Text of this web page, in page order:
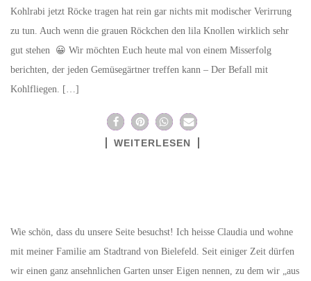
Kohlrabi jetzt Röcke tragen hat rein gar nichts mit modischer Verirrung
zu tun. Auch wenn die grauen Röckchen den lila Knollen wirklich sehr
gut stehen 😀 Wir möchten Euch heute mal von einem Misserfolg
berichten, der jeden Gemüsegärtner treffen kann – Der Befall mit
Kohlfliegen. […]
WEITERLESEN
Wie schön, dass du unsere Seite besuchst! Ich heisse Claudia und wohne
mit meiner Familie am Stadtrand von Bielefeld. Seit einiger Zeit dürfen
wir einen ganz ansehnlichen Garten unser Eigen nennen, zu dem wir „aus